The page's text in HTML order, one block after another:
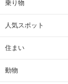
乗り物
人気スポット
住まい
動物